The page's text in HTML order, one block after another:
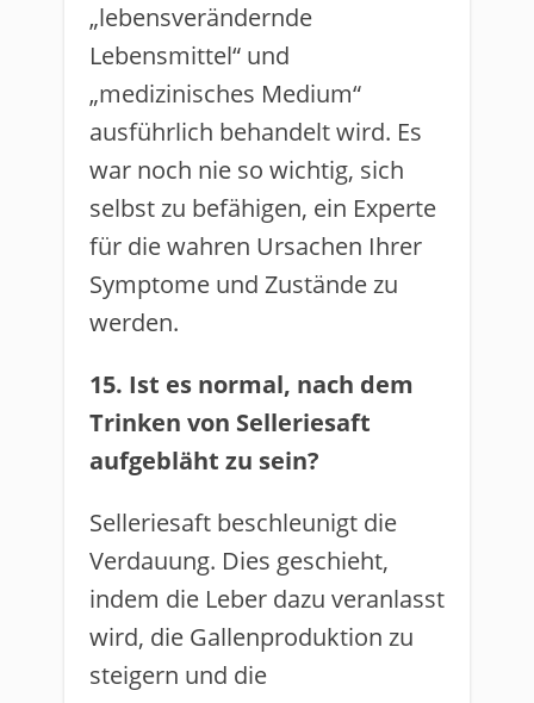
„lebensverändernde
Lebensmittel“ und
„medizinisches Medium“
ausführlich behandelt wird. Es
war noch nie so wichtig, sich
selbst zu befähigen, ein Experte
für die wahren Ursachen Ihrer
Symptome und Zustände zu
werden.
15. Ist es normal, nach dem
Trinken von Selleriesaft
aufgebläht zu sein?
Selleriesaft beschleunigt die
Verdauung. Dies geschieht,
indem die Leber dazu veranlasst
wird, die Gallenproduktion zu
steigern und die